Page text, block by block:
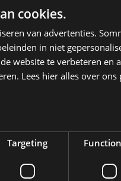
cookies.
van advertenties.
in niet
website te verbeteren en
Lees hier alles over ons
Targeting